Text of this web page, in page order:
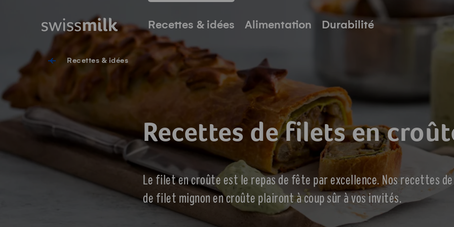
Page d'accueil
Navigation principale
Recettes & idées Alimentation Durabilité
Recettes & idées
Recettes de filets en
Le filet en croûte est le repas de fête par excellence. Nos recettes
de filet mignon en croûte plairont à coup sûr à vos invités.